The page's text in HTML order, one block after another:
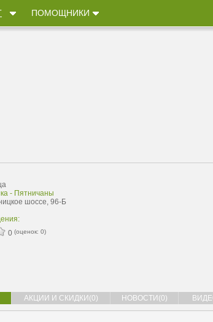
ПОМОЩНИКИ
- Пятничаны
шоссе, 96-Б
0 (оценок: 0)
АКЦИИ И СКИДКИ(0) НОВОСТИ(0)